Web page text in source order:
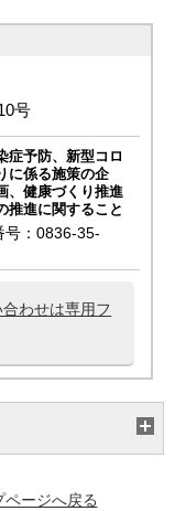
号
症予防、新型コロ
に係る施策の企
、健康づくり推進
推進に関すること
：0836-35-
わせは専用フ
ページへ戻る